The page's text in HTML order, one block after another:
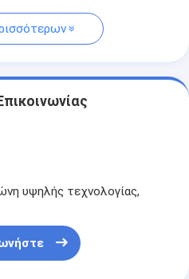
υψηλής τεχνολογίας,